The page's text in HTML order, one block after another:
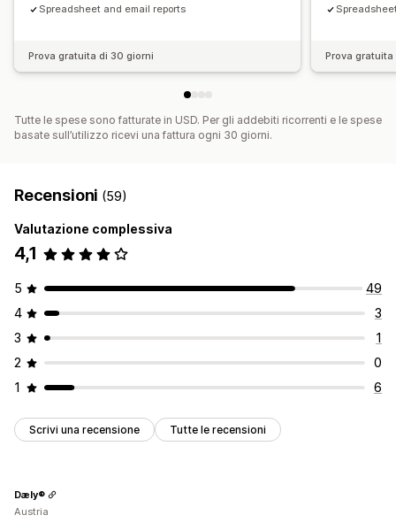
Spreadsheet and email reports
Prova gratuita di 30 giorni Prova
Tutte le spese sono fatturate in USD. Per gli addebiti ricorrenti e le spese
basate sull’utilizzo ricevi una fattura ogni 30 giorni.
Recensioni (59)
Valutazione complessiva
4,1
5
49
4
3
3
1
2
0
1
6
Scrivi una recensione Tutte le recensioni
Dæly®
Austria